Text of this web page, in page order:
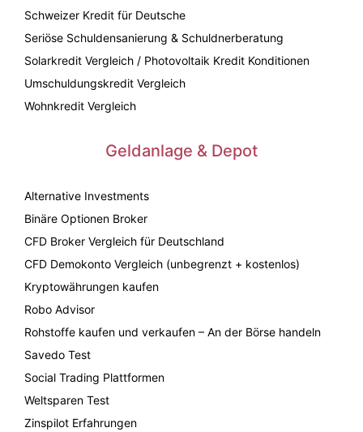
Schweizer Kredit für Deutsche
Seriöse Schuldensanierung & Schuldnerberatung
Solarkredit Vergleich / Photovoltaik Kredit Konditionen
Umschuldungskredit Vergleich
Wohnkredit Vergleich
Geldanlage & Depot
Alternative Investments
Binäre Optionen Broker
CFD Broker Vergleich für Deutschland
CFD Demokonto Vergleich (unbegrenzt + kostenlos)
Kryptowährungen kaufen
Robo Advisor
Rohstoffe kaufen und verkaufen – An der Börse handeln
Savedo Test
Social Trading Plattformen
Weltsparen Test
Zinspilot Erfahrungen